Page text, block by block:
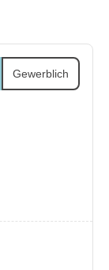
Gewerblich